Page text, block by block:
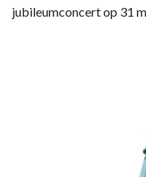
jubileumconcert op 31